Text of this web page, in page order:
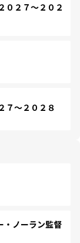
２７～２０２
～２０２８
ノーラン監督